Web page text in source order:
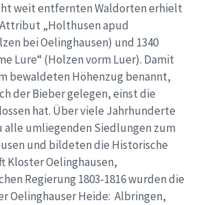
weit entfernten Waldorten erhielt
Attribut „Holthusen apud
bei Oelinghausen) und 1340
Lure“ (Holzen vorm Luer). Damit
bewaldeten Höhenzug benannt,
der Bieber gelegen, einst die
hat. Über viele Jahrhunderte
alle umliegenden Siedlungen zum
und bildeten die Historische
Kloster Oelinghausen,
Regierung 1803-1816 wurden die
Oelinghauser Heide: Albringen,